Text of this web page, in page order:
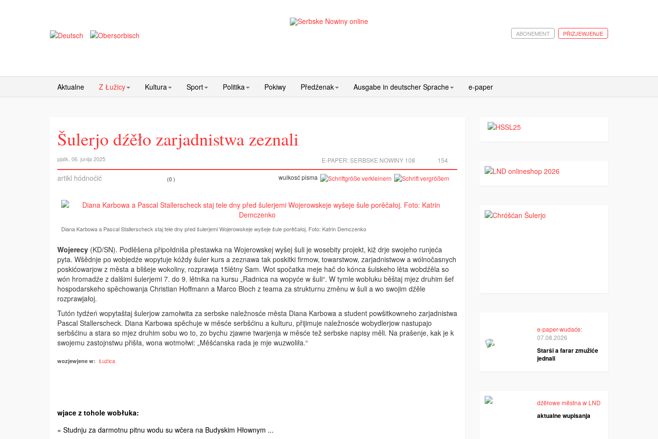
PŘIZJEWJENJE
ABONEMENT
Aktualne Z Łužicy Kultura Sport Politika Pokiwy Předźenak Ausgabe in deutscher Sprache e-paper
Šulerjo dźěło zarjadnistwa zeznali
pjatk, 06. junija 2025 154
E-PAPER:SERBSKE NOWINY 108
artikl hódnoćić (0 ) wulkosć pisma
Diana Karbowa a Pascal Stallerscheck staj tele dny před šulerjemi Wojerowskeje wyšeje šule porěčałoj. Foto: Katrin Demczenko
Wojerecy (KD/SN). Podlěšena připołdniša přestawka na Wojerowskej wyšej šuli je wosebity projekt, kiž drje swojeho ­runjeća
pyta. Wšědnje po wobjedźe ­wopytuje kóždy šuler kurs a zeznawa tak poskitki firmow, towarstwow, zarjadnistwow a wólnočasnych
poskićowarjow z města a blišeje wokoliny, rozprawja 15lětny Sam. Wot spočatka meje hač do kónca šulskeho lěta wobdźěla so
wón hromadźe z dalšimi šulerjemi 7. do 9. lětnika na kursu „Radnica na wopyće w šuli“. W tymle wobłuku běštaj mjez druhim šef
hospodarskeho spěchowanja Christian Hoffmann a Marco Bloch z teama za strukturnu změnu w šuli a wo swojim dźěle
rozprawjałoj.
Tutón tydźeń wopytaštaj šulerjow zamołwita za serbske naležnosće města Diana Karbowa a student powšitkowneho zarjadnistwa
Pascal Stallerscheck. Diana Karbowa spěchuje w měsće serbšćinu a kulturu, přijimuje naležnosće wobydlerjow nastupajo
serbšćinu a stara so mjez druhim sobu wo to, zo bychu zjawne twarjenja w měsće tež serbske napisy měli. Na prašenje, kak je k
swojemu zastojnstwu přišła, wona wotmołwi: „Měšćanska rada je mje wuzwoliła.“
wozjewjene w: Łužica
wjace z tohole wobłuka:
« Studnju za darmotnu pitnu wodu su wčera na Budyskim Hłownym ...
e-paper-wudaće:
07.08.2026
Starši a farar zmužiće
jednali
dźěłowe městna w LND
aktualne wupisanja